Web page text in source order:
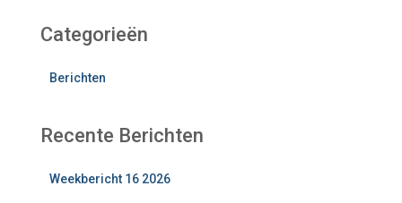
Categorieën
Berichten
Recente Berichten
Weekbericht 16 2026